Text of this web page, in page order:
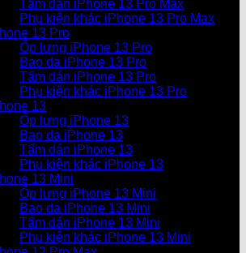
Tấm dán iPhone 13 Pro Max
Phụ kiện khác iPhone 13 Pro Max
13 Pro
Ốp lưng iPhone 13 Pro
Bao da iPhone 13 Pro
Tấm dán iPhone 13 Pro
Phụ kiện khác iPhone 13 Pro
13
Ốp lưng iPhone 13
Bao da iPhone 13
Tấm dán iPhone 13
Phụ kiện khác iPhone 13
13 Mini
Ốp lưng iPhone 13 Mini
Bao da iPhone 13 Mini
Tấm dán iPhone 13 Mini
Phụ kiện khác iPhone 13 Mini